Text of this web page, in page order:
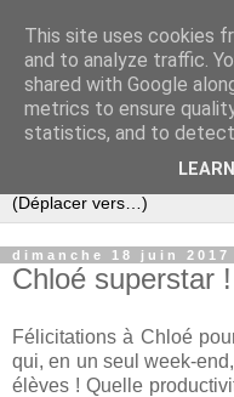
dimanche 18 juin 2017
Chloé superstar !
Félicitations à Chloé
qui, en un seul week-
élèves ! Quelle
This site uses cookies
and to analyze traffic.
shared with Google
metrics to ensure
statistics, and to detect